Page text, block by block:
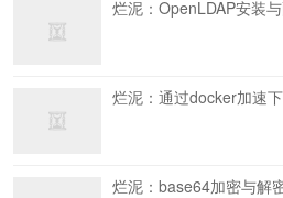
烂泥：OpenLDAP安装
烂泥：通过docker加速
烂泥：base64加密与解